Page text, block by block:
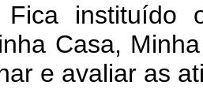
instituído o
Casa,
e avaliar as